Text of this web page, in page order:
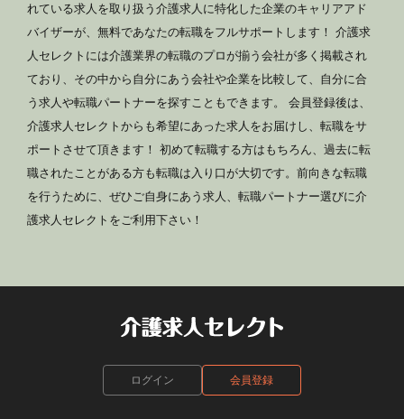
れている求人を取り扱う介護求人に特化した企業のキャリアアド
バイザーが、無料であなたの転職をフルサポートします！ 介護求
人セレクトには介護業界の転職のプロが揃う会社が多く掲載され
ており、その中から自分にあう会社や企業を比較して、自分に合
う求人や転職パートナーを探すこともできます。 会員登録後は、
介護求人セレクトからも希望にあった求人をお届けし、転職をサ
ポートさせて頂きます！ 初めて転職する方はもちろん、過去に転
職されたことがある方も転職は入り口が大切です。前向きな転職
を行うために、ぜひご自身にあう求人、転職パートナー選びに介
護求人セレクトをご利用下さい！
ログイン 会員登録